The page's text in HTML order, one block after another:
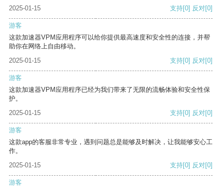
2025-01-15 支持[0] 反对[0]
游客
这款加速器VPM应用程序可以给你提供最高速度和安全性的连接，并帮
助你在网络上自由移动。
2025-01-15
支持[0] 反对[0]
游客
这款加速器VPM应用程序已经为我们带来了无限的流畅体验和安全性保
护。
2025-01-15
支持[0] 反对[0]
游客
这款app的客服非常专业，遇到问题总是能够及时解决，让我能够安心工
作。
2025-01-15
支持[0] 反对[0]
游客